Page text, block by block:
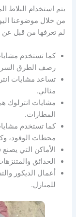
يتم استخدام البلاط
من خلال موضوعنا
لم تعرفها من قبل عن
كما تستخدم
رصف الطرق
تساعد مشايات
مثالي.
مشايات انترلوك
المطارات.
كما تستخدم
محطات الوقود،
الأماكن التي يصنع
الحدائق
أعمال الديكور
للمنازل.